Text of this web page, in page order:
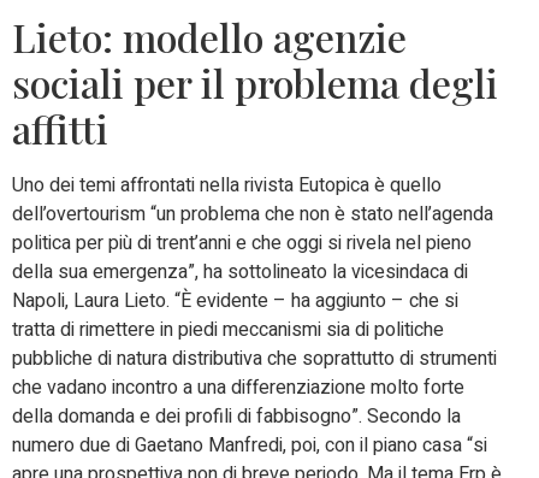
Lieto: modello agenzie
sociali per il problema degli
affitti
Uno dei temi affrontati nella rivista Eutopica è quello
dell’overtourism “un problema che non è stato nell’agenda
politica per più di trent’anni e che oggi si rivela nel pieno
della sua emergenza”, ha sottolineato la vicesindaca di
Napoli, Laura Lieto. “È evidente – ha aggiunto – che si
tratta di rimettere in piedi meccanismi sia di politiche
pubbliche di natura distributiva che soprattutto di strumenti
che vadano incontro a una differenziazione molto forte
della domanda e dei profili di fabbisogno”. Secondo la
numero due di Gaetano Manfredi, poi, con il piano casa “si